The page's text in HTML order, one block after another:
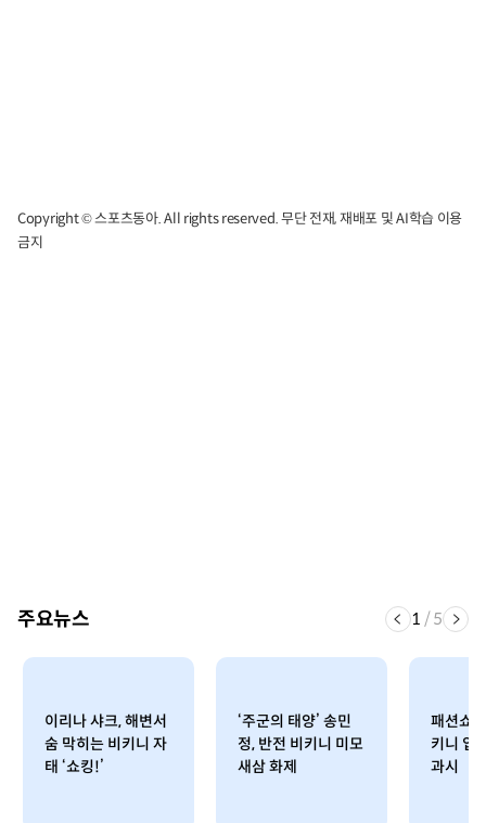
Copyright © 스포츠동아. All rights reserved. 무단 전재, 재배포 및 AI학습 이용
금지
주요뉴스 1 /5
이리나 샤크, 해변서
숨 막히는 비키니 자
태 ‘쇼킹!’
‘주군의 태양’ 송민
정, 반전 비키니 미모
새삼 화제
패션쇼
키니 입
과시